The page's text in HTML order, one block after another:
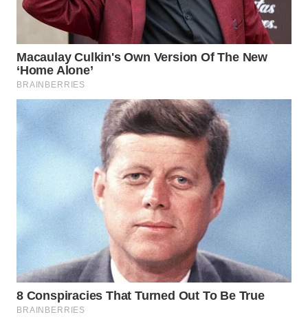
BEKASI
WN
BOGOR
PADANG
LAWAS